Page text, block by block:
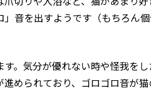
音を出すようです（もちろん
。気分が優れない時や怪我を
められており、ゴロゴロ音が